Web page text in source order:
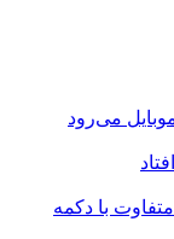
می‌رود
با دکمه